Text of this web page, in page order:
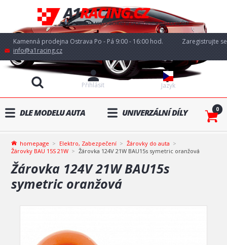
Kamenná prodejna Ostrava Po - Pá 9:00 - 16:00 hod.
info@a1racing.cz
Jazyk
Přihlásit
Zaregistrujte se
DLE MODELU AUTA UNIVERZÁLNÍ DÍLY 0
homepage Elektro, Zabezpečení
Žárovky do auta
Žárovky BAU 15S 21W
Žárovka 124V 21W BAU15s symetric oranžová
Žárovka 124V 21W BAU15s
symetric oranžová